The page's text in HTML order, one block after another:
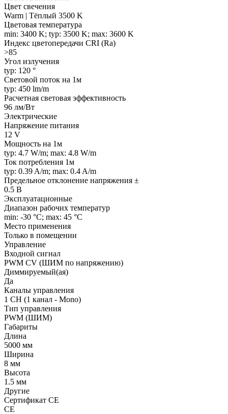
Цвет свечения
Warm | Тёплый 3500 K
Цветовая температура
min: 3400 K; typ: 3500 K; max: 3600 K
Индекс цветопередачи CRI (Ra)
>85
Угол излучения
typ: 120 °
Световой поток на 1м
typ: 450 lm/m
Расчетная световая эффективность
96 лм/Вт
Электрические
Напряжение питания
12 V
Мощность на 1м
typ: 4.7 W/m; max: 4.8 W/m
Ток потребления 1м
typ: 0.39 A/m; max: 0.4 A/m
Предельное отклонение напряжения ±
0.5 В
Эксплуатационные
Диапазон рабочих температур
min: -30 °C; max: 45 °C
Место применения
Только в помещении
Управление
Входной сигнал
PWM СV (ШИМ по напряжению)
Диммируемый(ая)
Да
Каналы управления
1 CH (1 канал - Mono)
Тип управления
PWM (ШИМ)
Габариты
Длина
5000 мм
Ширина
8 мм
Высота
1.5 мм
Другие
Сертификат CE
CE